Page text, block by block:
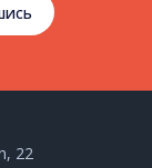
22